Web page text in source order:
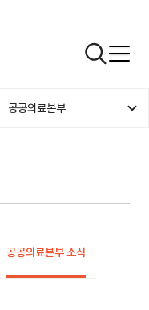
검색열기
2차메뉴
공공의료본부
공공의료본
공공의료본부 소식